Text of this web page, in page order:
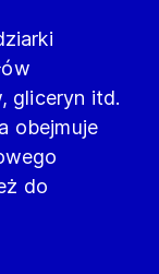
gliceryn itd.
obejmuje
do